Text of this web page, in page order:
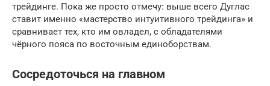
трейдинге. Пока же просто отмечу: выше всего Дуглас
ставит именно «мастерство интуитивного трейдинга» и
сравнивает тех, кто им овладел, с обладателями
чёрного пояса по восточным единоборствам.
Сосредоточься на главном